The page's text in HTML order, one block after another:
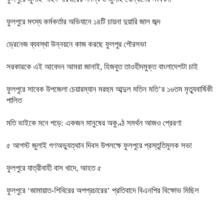
ফুলপুরে মৎস্য কর্মকর্তার অভিযানে ১৪টি চায়না দুয়ারি জাল জব্দ
ড্রেনেজ ব্যবস্থা উন্নয়নে কাজ করছে ফুলপুর পৌরসভা
সরকারকে এই আবেদন আমরা জানাই, হিজবুত তাওহীদমুক্ত বাংলাদেশটা চাই
ফুলপুরে সাবেক উপজেলা চেয়ারম্যান মরহুম আব্দুল মতিন মতি’র ১৬তম মৃত্যুবার্ষিকী
পালিত
মতি ভাইকে মনে পড়ে: একজন মানুষের অকুণ্ঠ সমর্থন আজও প্রেরণা
৫ আগস্ট জুলাই গণঅভ্যুত্থান দিবস উপলক্ষে ফুলপুরে প্রস্তুতিমূলক সভা
ফুলপুরে যাত্রীবাহী বাস খাদে, আহত ৫
ফুলপুরে ‘জামায়াত-শিবিরের অপপ্রচারের’ প্রতিবাদে বিএনপির বিক্ষোভ মিছিল